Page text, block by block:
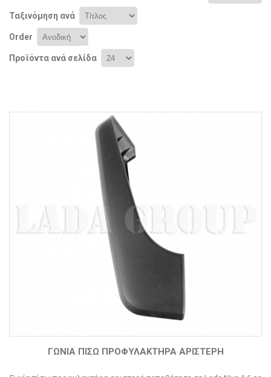
Ταξινόμηση ανά
Order
Προϊόντα ανά σελίδα
ΓΩΝΊΑ ΠΊΣΩ ΠΡΟΦΥΛΑΚΤΉΡΑ ΑΡΙΣΤΕΡΉ